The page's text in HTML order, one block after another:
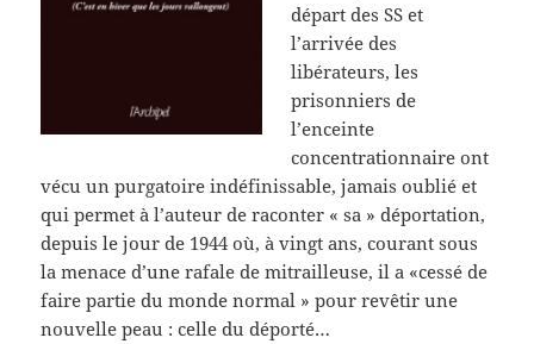
départ des SS et
l’arrivée des
libérateurs, les
prisonniers de
l’enceinte
concentrationnaire ont
vécu un purgatoire indéfinissable, jamais oublié et
qui permet à l’auteur de raconter « sa » déportation,
depuis le jour de 1944 où, à vingt ans, courant sous
la menace d’une rafale de mitrailleuse, il a «cessé de
faire partie du monde normal » pour revêtir une
nouvelle peau : celle du déporté…